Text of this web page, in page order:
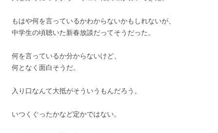
もはや何を言っているかわからないかもしれないが、
中学生の頃聴いた新春放談だってそうだった。
何を言っているか分からないけど、
何となく面白そうだ。
入り口なんて大抵がそういうもんだろう。
いつくぐったかなど定かではない。